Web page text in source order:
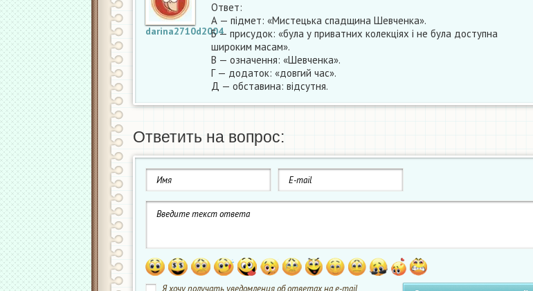
darina2710d2004
Ответ:
А — підмет: «Мистецька спадщина Шевченка».
Б — присудок: «була у приватних колекціях і не була доступна
широким масам».
В — означення: «Шевченка».
Г — додаток: «довгий час».
Д — обставина: відсутня.
Ответить на вопрос:
Я хочу получать уведомления об ответах на e-mail